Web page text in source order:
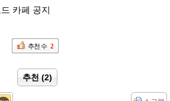
카페 공지
추천 수 2
추천 (2)